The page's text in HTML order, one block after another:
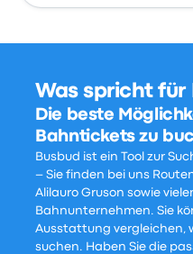
Was spricht für
Die beste
Bahntickets zu
Busbud ist ein Tool zur
– Sie finden bei uns
Alilauro Gruson sowie
Bahnunternehmen. Sie
Ausstattung vergleichen,
suchen. Haben Sie die